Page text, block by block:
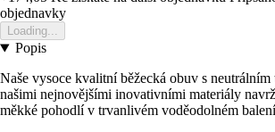
objednavky
Loading...
Popis
Naše vysoce kvalitní běžecká obuv s neutrálním
našimi nejnovějšími inovativními materiály
měkké pohodlí v trvanlivém voděodolném